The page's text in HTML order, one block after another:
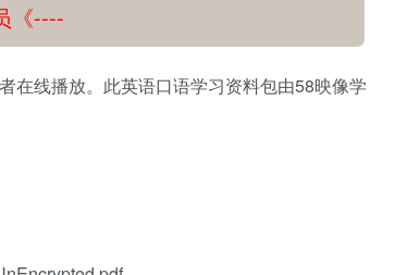
《----
在线播放。此英语口语学习资料包由58映像学